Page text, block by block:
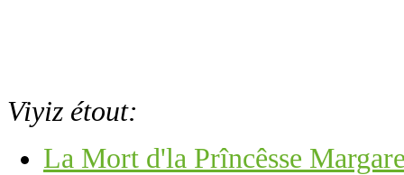
Viyiz étout:
La Mort d'la Prîncêsse